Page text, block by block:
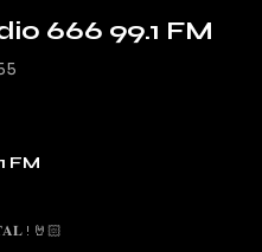
666 99.1 FM
FM
! 🤘🏻